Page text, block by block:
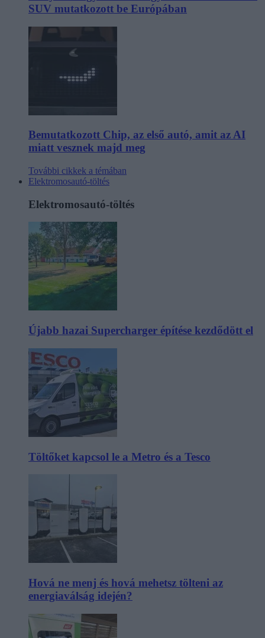
SUV mutatkozott be Európában
Bemutatkozott Chip, az első autó, amit az AI
miatt vesznek majd meg
További cikkek a témában
Elektromosautó-töltés
Elektromosautó-töltés
Újabb hazai Supercharger építése kezdődött el
Töltőket kapcsol le a Metro és a Tesco
Hová ne menj és hová mehetsz tölteni az
energiaválság idején?